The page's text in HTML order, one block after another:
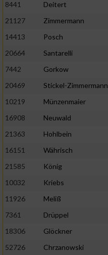
8441 Deitert
21127
Zimmermann
14413
Posch
20664
Santarelli
7442
Gorkow
20469
Stickel-Zimmermann
10219
Münzenmaier
16908
Neuwald
21363
Hohlbein
16151
Währisch
21585
König
10032
Kriebs
11926
Meliß
7361
Drüppel
18306
Glöckner
52726
Chrzanowski